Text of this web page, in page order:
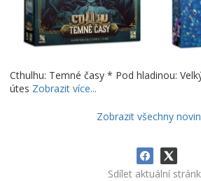
Cthulhu: Temné časy * Pod hladinou:
útes Zobrazit více...
Zobrazit všechny
Sdílet aktuální